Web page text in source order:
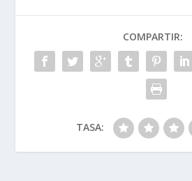
COMPARTIR:
TASA: